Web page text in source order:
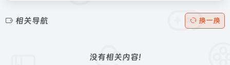
相关导航 换一换
没有相关内容!